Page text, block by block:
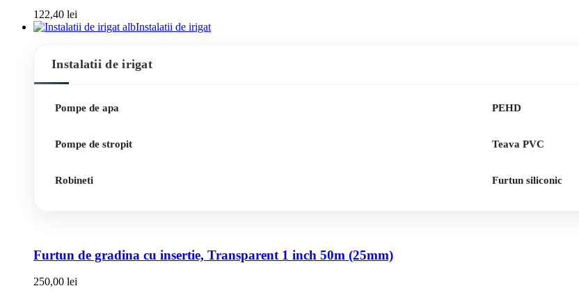
122,40 lei
Instalatii de irigat
Instalatii de irigat
Pompe de apa
Pompe de stropit
Robineti
PEHD
Teava PVC
Furtun siliconic
Furtun de gradina cu insertie, Transparent 1 inch 50m (25mm)
250,00 lei